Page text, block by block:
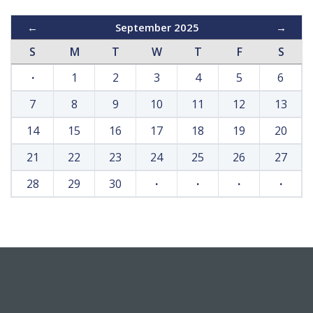
← September 2025 →
S M T W T F
S
·
1 2 3 4 5
6
7
8 9 10 11 12
13
14
15 16 17 18 19
20
21
22 23 24 25 26
27
28
29 30 · · · ·